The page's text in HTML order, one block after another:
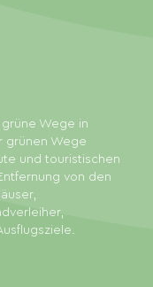
Wege in
grünen Wege
und touristischen
von den